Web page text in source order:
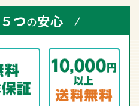
５つの安心